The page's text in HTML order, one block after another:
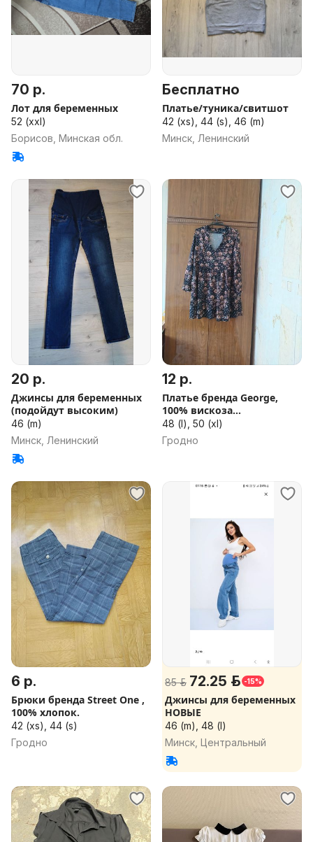
70 р.
Лот для беременных
52 (xxl)
Борисов, Минская обл.
Бесплатно
Платье/туника/свитшот
42 (xs), 44 (s), 46 (m)
Минск, Ленинский
20 р.
Джинсы для беременных
(подойдут высоким)
46 (m)
Минск, Ленинский
12 р.
Платье бренда George,
100% вискоза
шелковистая
48 (l), 50 (xl)
Гродно
6 р.
Брюки бренда Street One ,
100% хлопок.
42 (xs), 44 (s)
Гродно
85 р. 72.25 р. -15%
Джинсы для беременных
НОВЫЕ
46 (m), 48 (l)
Минск, Центральный